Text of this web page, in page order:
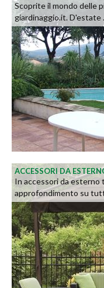
Scoprite il mondo delle
giardinaggio.it. D'estate
ACCESSORI DA
In accessori da esterno
approfondimento su